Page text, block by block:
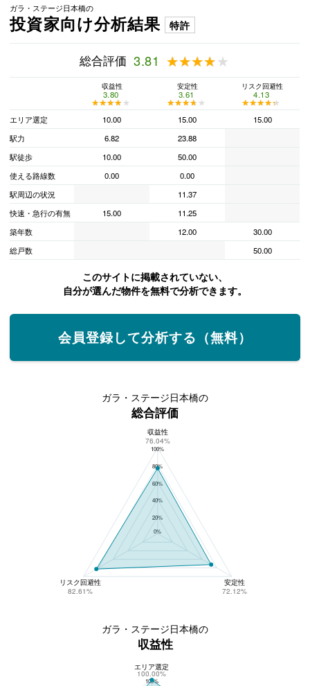
ガラ・ステージ日本橋の
投資家向け分析結果 特許
総合評価 3.81 ★★★★★
★★★★★
収益性
3.80
★★★★★
★★★★★
安定性
3.61
★★★★★
★★★★★
リスク回避性
4.13
★★★★★
★★★★★
エリア選定
10.00 15.00
15.00
駅力
6.82
23.88
駅徒歩
10.00
50.00
使える路線数
0.00
0.00
駅周辺の状況
11.37
快速・急行の有無
15.00
11.25
築年数
12.00
30.00
総戸数
50.00
このサイトに掲載されていない、
自分が選んだ物件を無料で分析できます。
会員登録して分析する（無料）
ガラ・ステージ日本橋の
総合評価
ガラ・ステージ日本橋の総合評価
100%
80%
60%
40%
20%
0%
収益性
76.04%
リスク回避性
82.61%
安定性
72.12%
ガラ・ステージ日本橋の
収益性
ガラ・ステージ日本橋の収益性
100%
エリア選定
100.00%